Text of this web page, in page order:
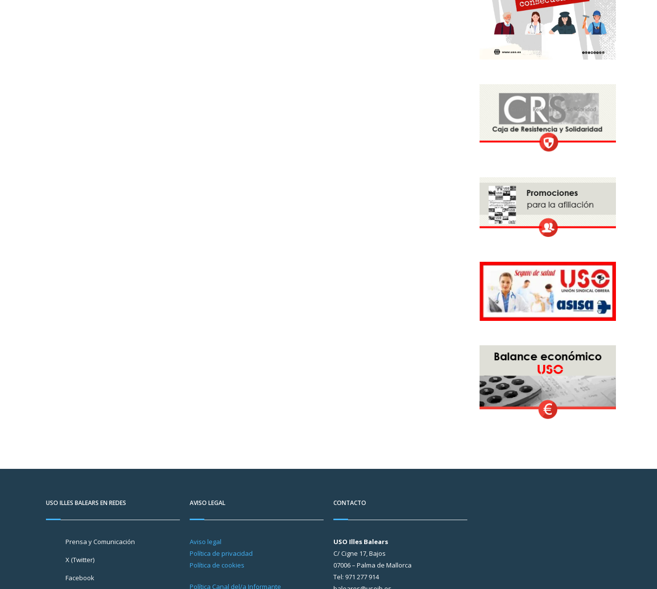
USO ILLES BALEARS EN REDES
Prensa y Comunicación
X (Twitter)
Facebook
AVISO LEGAL
Aviso legal
Política de privacidad
Política de cookies
Política Canal del/a Informante
CONTACTO
USO Illes Balears
C/ Cigne 17, Bajos
07006 – Palma de Mallorca
Tel: 971 277 914